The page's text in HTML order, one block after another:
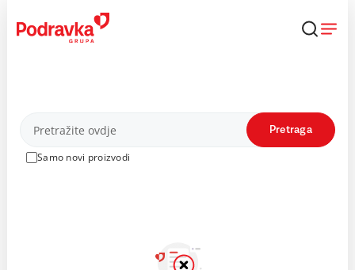
content
Proizvodi
Samo novi proizvodi
Pretraga